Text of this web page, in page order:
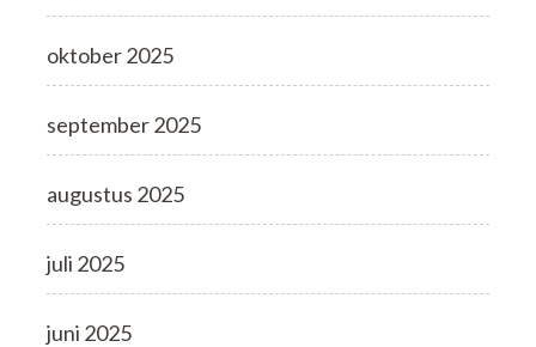
oktober 2025
september 2025
augustus 2025
juli 2025
juni 2025